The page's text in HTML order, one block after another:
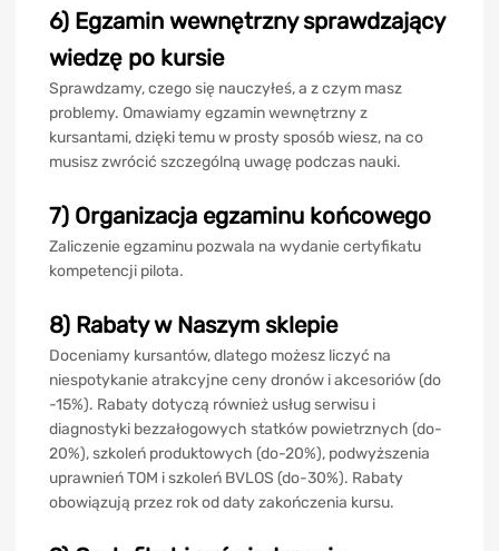
6) Egzamin wewnętrzny sprawdzający
wiedzę po kursie
Sprawdzamy, czego się nauczyłeś, a z czym masz
problemy. Omawiamy egzamin wewnętrzny z
kursantami, dzięki temu w prosty sposób wiesz, na co
musisz zwrócić szczególną uwagę podczas nauki.
7) Organizacja egzaminu końcowego
Zaliczenie egzaminu pozwala na wydanie certyfikatu
kompetencji pilota.
8) Rabaty w Naszym sklepie
Doceniamy kursantów, dlatego możesz liczyć na
niespotykanie atrakcyjne ceny dronów i akcesoriów (do
-15%). Rabaty dotyczą również usług serwisu i
diagnostyki bezzałogowych statków powietrznych (do-
20%), szkoleń produktowych (do-20%), podwyższenia
uprawnień TOM i szkoleń BVLOS (do-30%). Rabaty
obowiązują przez rok od daty zakończenia kursu.